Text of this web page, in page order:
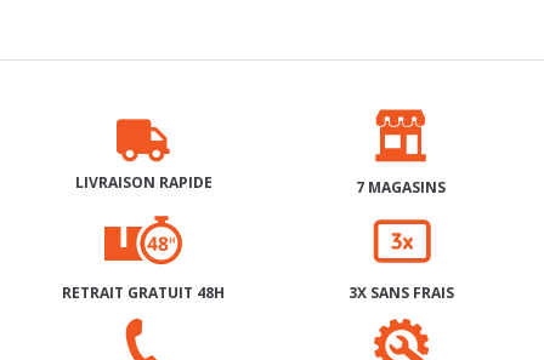
LIVRAISON RAPIDE 7 MAGASINS
RETRAIT GRATUIT 48H 3X SANS FRAIS
AIDE & CONTACT SERVICE APRÈS-VENTE